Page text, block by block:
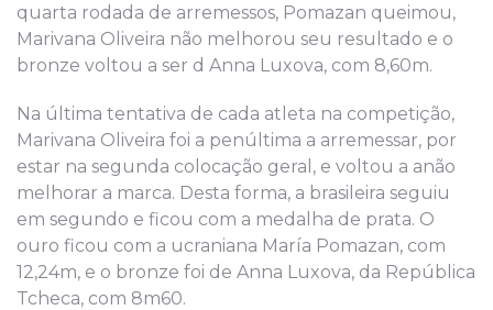
quarta rodada de arremessos, Pomazan queimou,
Marivana Oliveira não melhorou seu resultado e o
bronze voltou a ser d Anna Luxova, com 8,60m.
Na última tentativa de cada atleta na competição,
Marivana Oliveira foi a penúltima a arremessar, por
estar na segunda colocação geral, e voltou a anão
melhorar a marca. Desta forma, a brasileira seguiu
em segundo e ficou com a medalha de prata. O
ouro ficou com a ucraniana María Pomazan, com
12,24m, e o bronze foi de Anna Luxova, da República
Tcheca, com 8m60.